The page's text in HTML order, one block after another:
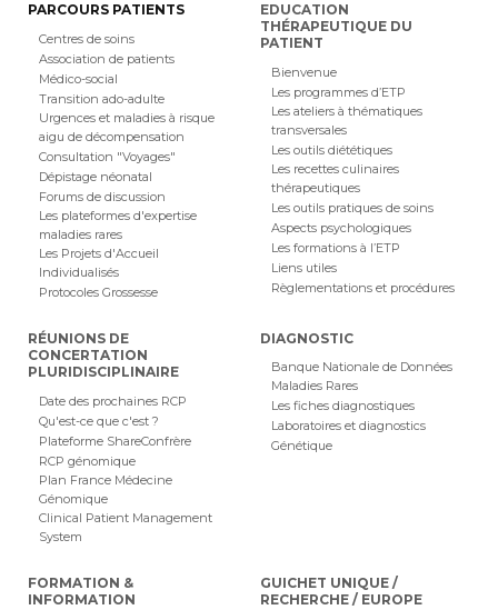
PARCOURS PATIENTS
Centres de soins
Association de patients
Médico-social
Transition ado-adulte
Urgences et maladies à risque
aigu de décompensation
Consultation "Voyages"
Dépistage néonatal
Forums de discussion
Les plateformes d'expertise
maladies rares
Les Projets d'Accueil
Individualisés
Protocoles Grossesse
EDUCATION
THÉRAPEUTIQUE DU
PATIENT
Bienvenue
Les programmes d’ETP
Les ateliers à thématiques
transversales
Les outils diététiques
Les recettes culinaires
thérapeutiques
Les outils pratiques de soins
Aspects psychologiques
Les formations à l’ETP
Liens utiles
Règlementations et procédures
RÉUNIONS DE
CONCERTATION
PLURIDISCIPLINAIRE
Date des prochaines RCP
Qu'est-ce que c'est ?
Plateforme ShareConfrère
RCP génomique
Plan France Médecine
Génomique
Clinical Patient Management
System
DIAGNOSTIC
Banque Nationale de Données
Maladies Rares
Les fiches diagnostiques
Laboratoires et diagnostics
Génétique
FORMATION &
INFORMATION
GUICHET UNIQUE /
RECHERCHE / EUROPE